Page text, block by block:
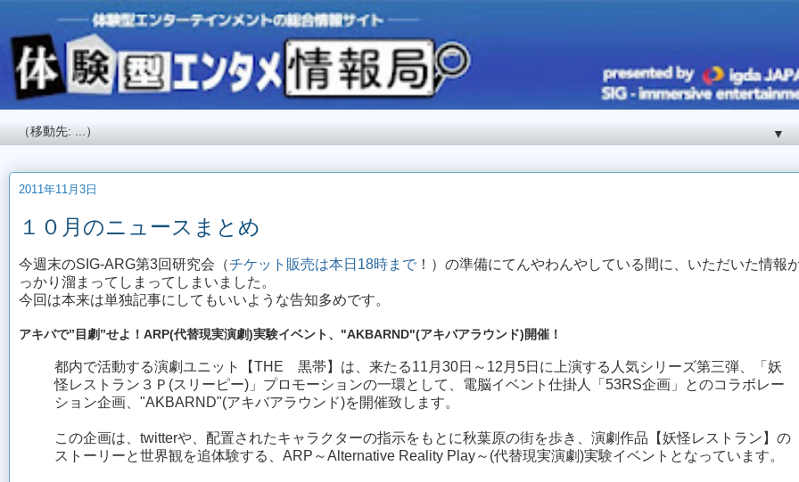
▼
2011年11月3日
１０月のニュースまとめ
今週末のSIG-ARG第3回研究会（チケット販売は本日18時まで ！）の準備にてんやわんやしている間に、いただいた情報
っかり溜まってしまってしまいました。
今回は本来は単独記事にしてもいいような告知多めです。
アキバで”目劇”せよ！ARP(代替現実演劇)実験イベント、"AKBARND"(アキバアラウンド)開催！
都内で活動する演劇ユニット【THE 黒帯】は、来たる11月30日～12月5日に上演する人気シリーズ第三弾、「妖
怪レストラン３Ｐ(スリーピー)」プロモーションの一環として、電脳イベント仕掛人「53RS企画」とのコラボレー
ション企画、"AKBARND"(アキバアラウンド)を開催致します。
この企画は、twitterや、配置されたキャラクターの指示をもとに秋葉原の街を歩き、演劇作品【妖怪レストラン】の
ストーリーと世界観を追体験する、ARP～Alternative Reality Play～(代替現実演劇)実験イベントとなっています。